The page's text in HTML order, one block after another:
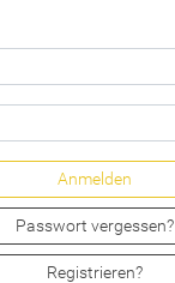
Passwort vergessen?
Registrieren?